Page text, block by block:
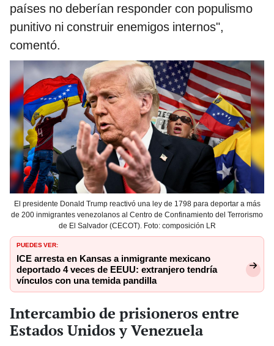
países no deberían responder con populismo
punitivo ni construir enemigos internos",
comentó.
El presidente Donald Trump reactivó una ley de 1798 para deportar a más
de 200 inmigrantes venezolanos al Centro de Confinamiento del Terrorismo
de El Salvador (CECOT). Foto: composición LR
PUEDES VER:
ICE arresta en Kansas a inmigrante mexicano
deportado 4 veces de EEUU: extranjero tendría
vínculos con una temida pandilla
Intercambio de prisioneros entre
Estados Unidos y Venezuela